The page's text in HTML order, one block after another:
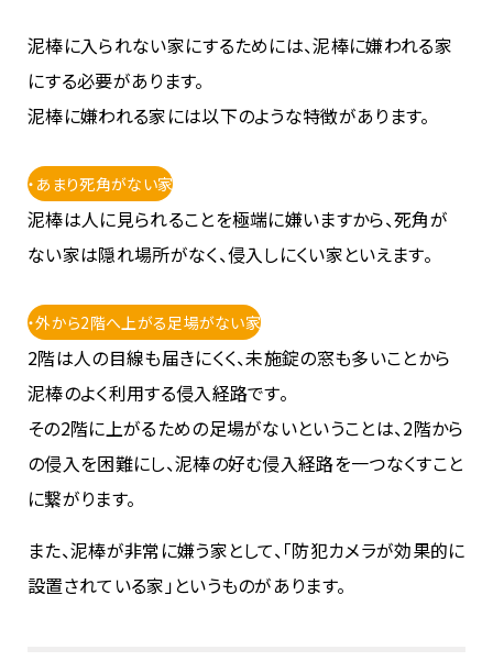
泥棒に入られない家にするためには、泥棒に嫌われる家
にする必要があります。
泥棒に嫌われる家には以下のような特徴があります。
・あまり死角がない家
泥棒は人に見られることを極端に嫌いますから、死角が
ない家は隠れ場所がなく、侵入しにくい家といえます。
・外から2階へ上がる足場がない家
2階は人の目線も届きにくく、未施錠の窓も多いことから
泥棒のよく利用する侵入経路です。
その2階に上がるための足場がないということは、2階から
の侵入を困難にし、泥棒の好む侵入経路を一つなくすこと
に繋がります。
また、泥棒が非常に嫌う家として、「防犯カメラが効果的に
設置されている家」というものがあります。